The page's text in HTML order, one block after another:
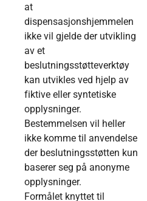
at
dispensasjonshjemmelen
ikke vil gjelde der utvikling
av et
beslutningsstøtteverktøy
kan utvikles ved hjelp av
fiktive eller syntetiske
opplysninger.
Bestemmelsen vil heller
ikke komme til anvendelse
der beslutningsstøtten kun
baserer seg på anonyme
opplysninger.
Formålet knyttet til